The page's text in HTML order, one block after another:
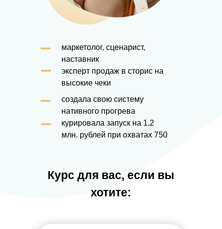
маркетолог, сценарист,
наставник
эксперт продаж в сторис на
высокие чеки
создала свою систему
нативного прогрева
курировала запуск на 1.2
млн. рублей при охватах 750
Курс для вас, если вы
хотите: